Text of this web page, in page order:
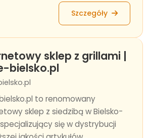
Szczegóły
sklep z grillami |
bielsko.pl
to renomowany
sklep z siedzibą w Bielsko-
specjalizujący się w dystrybucji